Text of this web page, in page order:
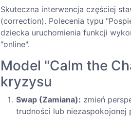
Skuteczna interwencja częściej
(correction). Polecenia typu
dziecka uruchomienia funkcji
"online".
Model "Calm the
kryzysu
Swap (Zamiana): zmień
trudności lub niezaspokojonej